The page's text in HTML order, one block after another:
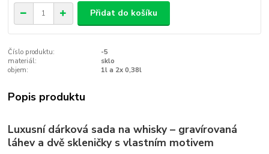
Přidat do košíku
Číslo produktu:
-5
materiál:
sklo
objem:
1l a 2x 0,38l
Popis produktu
Luxusní dárková sada na whisky – gravírovaná
láhev a dvě skleničky s vlastním motivem